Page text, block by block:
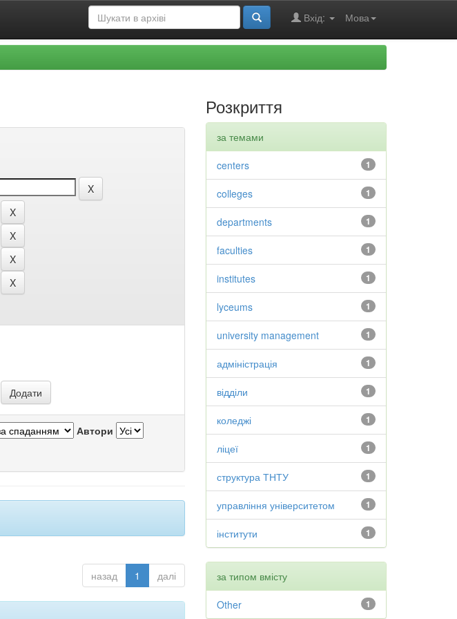
Мова
Вхід:
Автори
назад 1 далі
Розкриття
за темами
1
centers
1
colleges
1
departments
1
faculties
1
institutes
1
lyceums
1
university management
1
адміністрація
1
відділи
1
коледжі
1
ліцеї
1
структура ТНТУ
1
управління університетом
1
інститути
за типом вмісту
1
Other